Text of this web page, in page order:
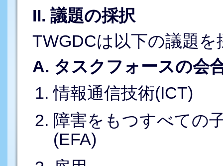
II. 議題の採択
TWGDCは以下の議題を
A. タスクフォースの会
情報通信技術(ICT)
障害をもつすべての
(EFA)